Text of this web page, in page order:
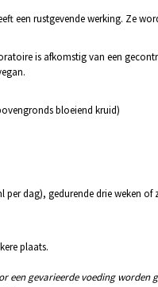
een rustgevende werking. Ze
is afkomstig van een
bloeiend kruid)
dag), gedurende drie weken of
plaats.
een gevarieerde voeding worden